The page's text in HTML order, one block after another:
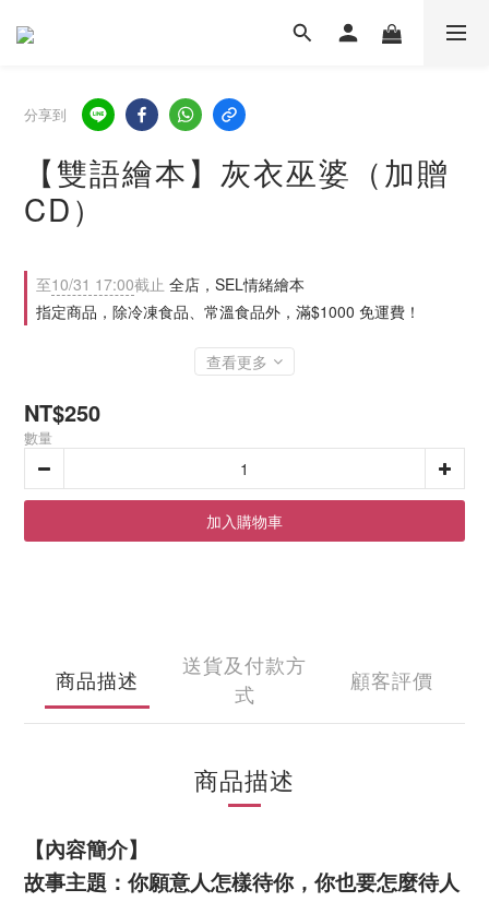
分享到
【雙語繪本】灰衣巫婆（加贈
CD）
至10/31 17:00截止 全店，SEL情緒繪本
指定商品，除冷凍食品、常溫食品外，滿$1000 免運費！
查看更多
NT$250
數量
加入購物車
商品描述
送貨及付款方
式
顧客評價
商品描述
【內容簡介】
故事主題：你願意人怎樣待你，你也要怎麼待人